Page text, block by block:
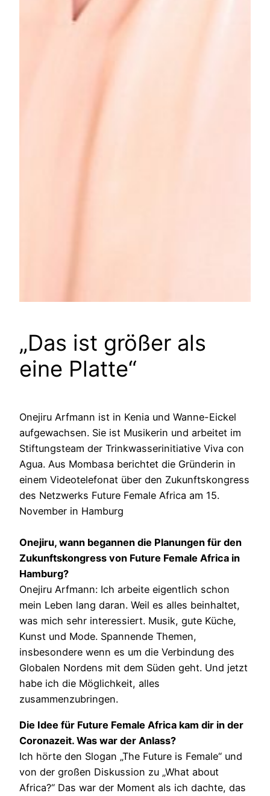
„Das ist größer als
eine Platte“
Onejiru Arfmann ist in Kenia und Wanne-Eickel
aufgewachsen. Sie ist Musikerin und arbeitet im
Stiftungsteam der Trinkwasserinitiative Viva con
Agua. Aus Mombasa berichtet die Gründerin in
einem Videotelefonat über den Zukunftskongress
des Netzwerks Future Female Africa am 15.
November in Hamburg
Onejiru, wann begannen die Planungen für den
Zukunftskongress von Future Female Africa in
Hamburg?
Onejiru Arfmann: Ich arbeite eigentlich schon
mein Leben lang daran. Weil es alles beinhaltet,
was mich sehr interessiert. Musik, gute Küche,
Kunst und Mode. Spannende Themen,
insbesondere wenn es um die Verbindung des
Globalen Nordens mit dem Süden geht. Und jetzt
habe ich die Möglichkeit, alles
zusammenzubringen.
Die Idee für Future Female Africa kam dir in der
Coronazeit. Was war der Anlass?
Ich hörte den Slogan „The Future is Female“ und
von der großen Diskussion zu „What about
Africa?“ Das war der Moment als ich dachte, das